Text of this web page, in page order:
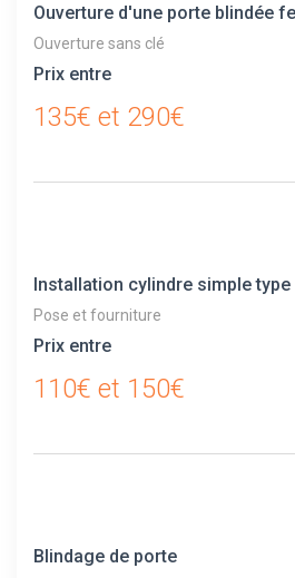
Ouverture d'une porte blindée
Ouverture sans clé
Prix entre
135€ et 290€
Installation cylindre simple type
Pose et fourniture
Prix entre
110€ et 150€
Blindage de porte